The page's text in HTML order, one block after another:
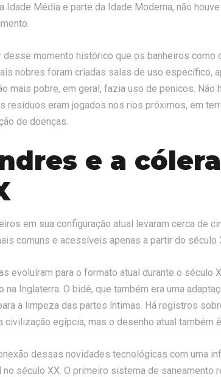
Idade Média e parte da Idade Moderna, não
desse momento histórico que os banheiros como
nobres foram criadas salas de uso específico,
mais pobre, em geral, fazia uso de penicos.
resíduos eram jogados nos rios próximos, em
de doenças.
e a
em sua configuração atual levaram cerca de
comuns e acessíveis apenas a partir do século
evoluíram para o formato atual durante o século
na Inglaterra. O bidê, que também era uma
a limpeza das partes íntimas. Há registros
civilização egípcia, mas o desenho atual também
dessas novidades tecnológicas com uma
século XX. O primeiro sistema de saneamento